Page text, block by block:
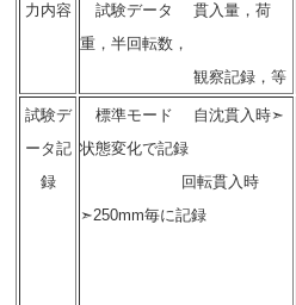
力内容
試験データ 貫入量，荷
重，半回転数，
観察記録，等
試験デ
ータ記
録
標準モード 自沈貫入時➣
状態変化で記録
回転貫入時
➣250mm毎に記録